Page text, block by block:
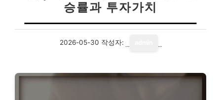
승률과 투자가치
2026-05-30 작성자: